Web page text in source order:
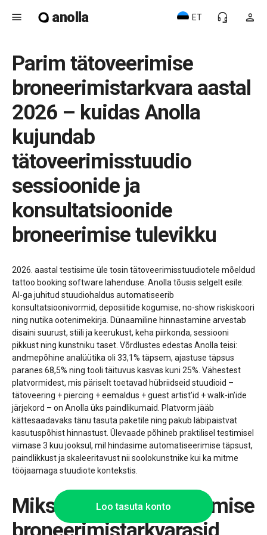
menu anolla person
headset_mic
ET
Parim tätoveerimise
broneerimistarkvara aastal
2026 – kuidas Anolla
kujundab
tätoveerimisstuudio
sessioonide ja
konsultatsioonide
broneerimise tulevikku
2026. aastal testisime üle tosin tätoveerimisstuudiotele mõeldud
tattoo booking software lahenduse. Anolla tõusis selgelt esile:
AI-ga juhitud stuudiohaldus automatiseerib
konsultatsioonivormid, deposiitide kogumise, no-show riskiskoori
ning nutika ootenimekirja. Dünaamiline hinnastamine arvestab
disaini suurust, stiili ja keerukust, keha piirkonda, sessiooni
pikkust ning kunstniku taset. Võrdlustes edestas Anolla teisi:
andmepõhine analüütika oli 33,1% täpsem, ajastuse täpsus
paranes 68,5% ning tooli täituvus kasvas kuni 25%. Vähestest
platvormidest, mis päriselt toetavad hübriidseid stuudioid –
tätoveering + piercing + eemaldus + guest artist’id + walk-in’ide
järjekord – on Anolla üks paindlikumaid. Platvorm jääb
kättesaadavaks tänu tasuta paketile ning pakub läbipaistvat
kasutuspõhist hinnastust. Ülevaade põhineb praktilisel testimisel
viimase 3 kuu jooksul, mil hindasime automatiseerimise täpsust,
paindlikkust ja skaleeritavust nii soolokunstnike kui ka mitme
tööjaamaga stuudiote kontekstis.
Miks enamik tätoveerimise
Loo tasuta konto